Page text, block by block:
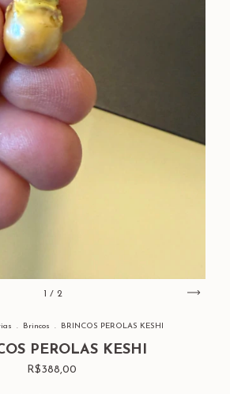
/ 2
. Brincos . BRINCOS PEROLAS KESHI
PEROLAS KESHI
R$388,00